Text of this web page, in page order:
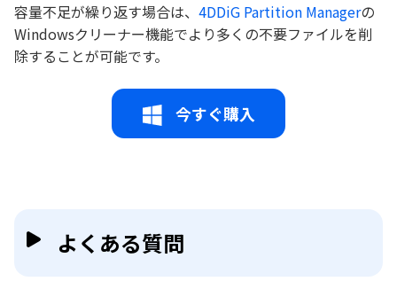
容量不足が繰り返す場合は、 4DDiG Partition Managerの
Windowsクリーナー機能でより多くの不要ファイルを削
除することが可能です。
今すぐ購入
よくある質問